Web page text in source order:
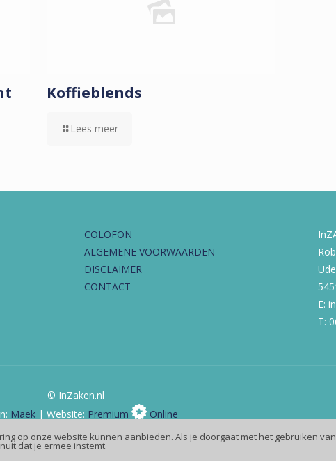
Koffieblends
Lees meer
COLOFON
ALGEMENE VOORWAARDEN
DISCLAIMER
CONTACT
E:
T:
© InZaken.nl
Maek| Website: Premium Online
op onze website kunnen aanbieden. Als je doorgaat met het gebruiken van
dat je ermee instemt.